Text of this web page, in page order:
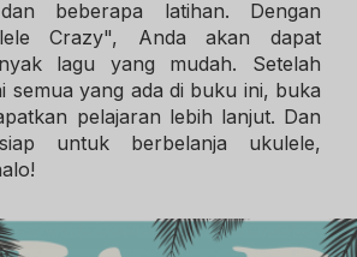
beberapa latihan. Dengan
Crazy", Anda akan dapat
lagu yang mudah. Setelah
semua yang ada di buku ini, buka
pelajaran lebih lanjut. Dan
untuk berbelanja ukulele,